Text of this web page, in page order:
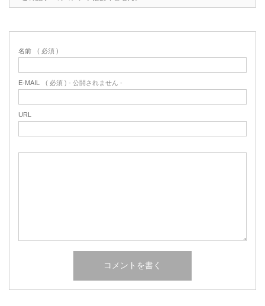
名前 ( 必須 )
E-MAIL ( 必須 ) - 公開されません -
URL